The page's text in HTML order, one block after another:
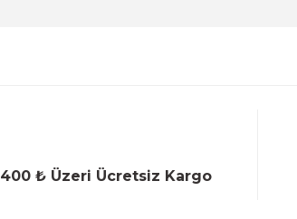
400 ₺ Üzeri Ücretsiz Kargo